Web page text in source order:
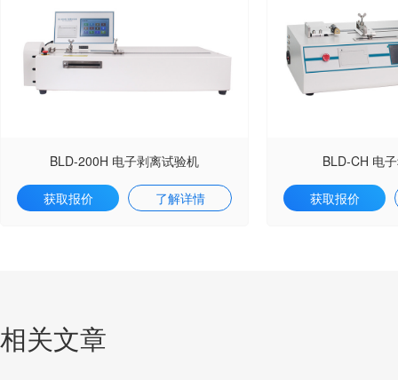
BLD-200H 电子剥离试验机
获取报价 了解详情
BLD-CH 电
获取报价
相关文章